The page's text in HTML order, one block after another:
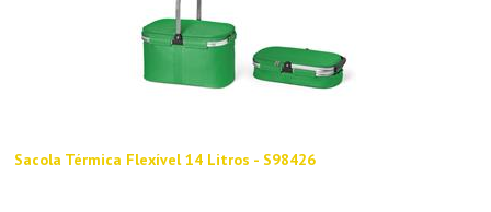
Sacola Térmica Flexível 14 Litros - S98426